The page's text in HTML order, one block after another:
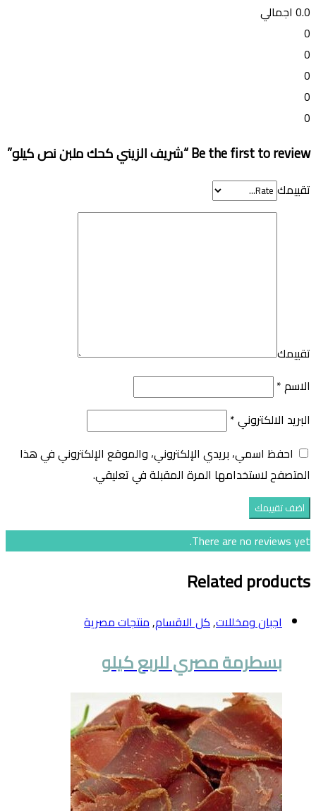
0.0 اجمالي
0
0
0
0
0
Be the first to review “شريف الزيني كحك ملبن نص كيلو”
تقييمك
تقييمك
الاسم*
البريد الالكتروني*
احفظ اسمي، بريدي الإلكتروني، والموقع الإلكتروني في هذا
المتصفح لاستخدامها المرة المقبلة في تعليقي.
There are no reviews yet.
Related products
اجبان ومخللات,كل الاقسام,منتجات مصرية
بسطرمة مصري للربع كيلو